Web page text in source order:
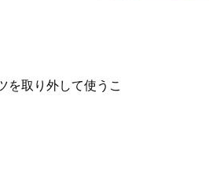
を取り外して使うこ